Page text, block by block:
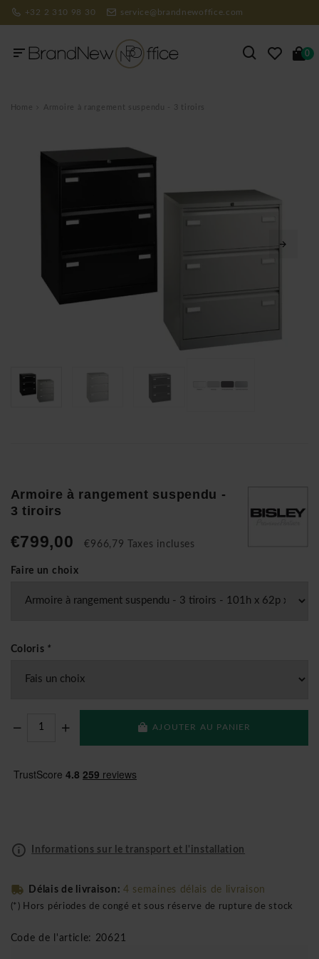
+32 2 310 98 30 service@brandnewoffice.com
0
Home Armoire à rangement suspendu - 3 tiroirs
Armoire à rangement suspendu -
3 tiroirs
€799,00 €966,79 Taxes incluses
Faire un choix
Coloris *
AJOUTER AU PANIER
Informations sur le transport et l'installation
Délais de livraison: 4 semaines délais de livraison
(*) Hors périodes de congé et sous réserve de rupture de stock
Code de l'article: 20621